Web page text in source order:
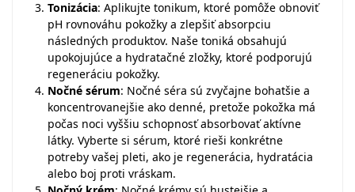
Tonizácia: Aplikujte tonikum, ktoré pomôže obnoviť
pH rovnováhu pokožky a zlepšiť absorpciu
následných produktov. Naše toniká obsahujú
upokojujúce a hydratačné zložky, ktoré podporujú
regeneráciu pokožky.
Nočné sérum: Nočné séra sú zvyčajne bohatšie a
koncentrovanejšie ako denné, pretože pokožka má
počas noci vyššiu schopnosť absorbovať aktívne
látky. Vyberte si sérum, ktoré rieši konkrétne
potreby vašej pleti, ako je regenerácia, hydratácia
alebo boj proti vráskam.